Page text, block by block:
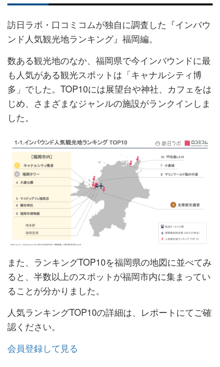
訪日ラボ・口コミコムが独自に調査した『インバウ
ンド人気観光地ランキング』福岡編。
数ある観光地のなか、福岡県で今インバウンドに最
も人気がある観光スポットは「キャナルシティ博
多」でした。TOP10には展望台や神社、カフェをは
じめ、さまざまなジャンルの施設がランクインしま
した。
また、ランキングTOP10を福岡県の地図に並べてみ
ると、半数以上のスポットが福岡市内に集まってい
ることが分かりました。
人気ランキングTOP10の詳細は、レポートにてご確
認ください。
会員登録して見る